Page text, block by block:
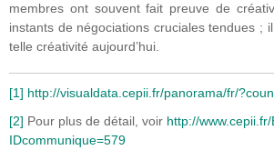
membres ont souvent fait preuve de
instants de négociations cruciales tendues ;
telle créativité aujourd’hui.
[1] http://visualdata.cepii.fr/panorama/fr/
[2] Pour plus de détail, voir http://
IDcommunique=579